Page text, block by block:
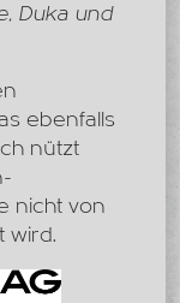
Duka und
ebenfalls
nützt
nicht von
wird.